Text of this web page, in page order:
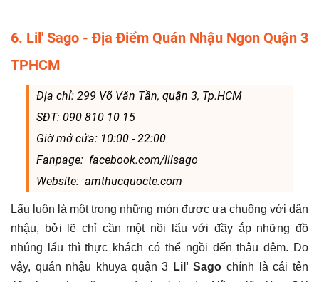
6. Lil' Sago - Địa Điểm Quán Nhậu Ngon Quận 3
TPHCM
Địa chỉ: 299 Võ Văn Tần, quận 3, Tp.HCM
SĐT: 090 810 10 15
Giờ mở cửa: 10:00 - 22:00
Fanpage: facebook.com/lilsago
Website: amthucquocte.com
Lẩu luôn là một trong những món được ưa chuộng với dân
nhậu, bởi lẽ chỉ cần một nồi lẩu với đầy ắp những đồ
nhúng lẩu thì thực khách có thể ngồi đến thâu đêm. Do
vậy, quán nhậu khuya quận 3 Lil' Sago chính là cái tên